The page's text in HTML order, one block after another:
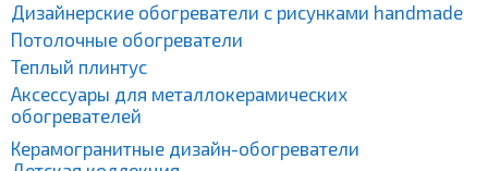
Дизайнерские обогреватели с рисунками handmade
Потолочные обогреватели
Теплый плинтус
Аксессуары для металлокерамических
обогревателей
Керамогранитные дизайн-обогреватели